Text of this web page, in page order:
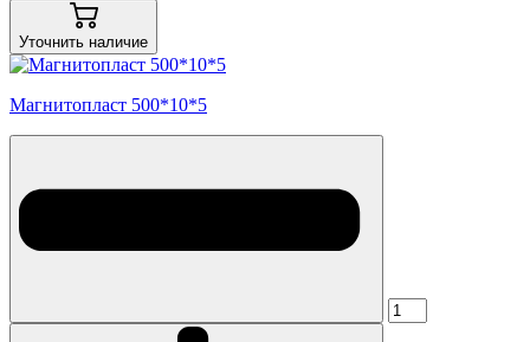
Уточнить наличие
Магнитопласт 500*10*5